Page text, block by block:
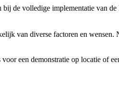
de volledige implementatie van
van diverse factoren en wensen.
een demonstratie op locatie of